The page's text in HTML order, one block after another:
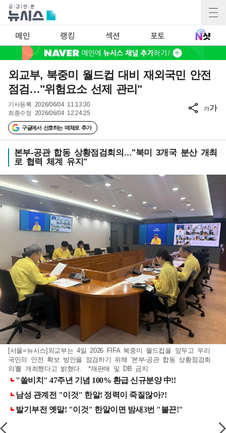
메인 랭킹 섹션 포토
외교부, 북중미 월드컵 대비 재외국민 안전
점검…"위험요소 선제 관리"
기사등록 2026/06/04 11:13:30
최종수정 2026/06/04 12:24:25
구글에서 선호하는 매체로 추가
가가
본부-공관 합동 상황점검회의…"북미 3개국 분산 개최
로 협력 체계 유지"
[서울=뉴시스]외교부는 4일 2026 FIFA 북중미 월드컵을 앞두고 우리
국민의 안전 확보 방안을 점검하기 위해 '본부-공관 합동 상황점검회
의'를 개최했다고 밝혔다. *재판매 및 DB 금지